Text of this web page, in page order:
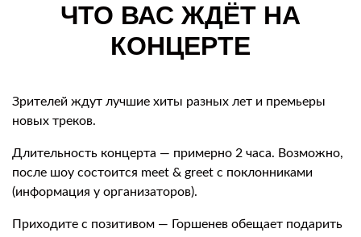
ЧТО ВАС ЖДЁТ НА
КОНЦЕРТЕ
Зрителей ждут лучшие хиты разных лет и премьеры
новых треков.
Длительность концерта — примерно 2 часа. Возможно,
после шоу состоится meet & greet с поклонниками
(информация у организаторов).
Приходите с позитивом — Горшенев обещает подарить